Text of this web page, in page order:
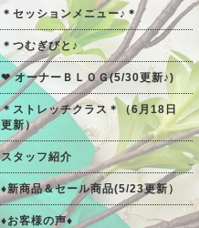
＊セッションメニュー♪＊
＊つむぎびと♪
❤ オーナーＢＬＯＧ(5/30更新♪)
＊ストレッチクラス＊（6月18日
更新）
スタッフ紹介
♦新商品＆セール商品(5/23更新）
♦お客様の声♦